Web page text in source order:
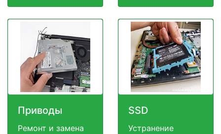
Приводы
Ремонт и замена
SSD
Устранение